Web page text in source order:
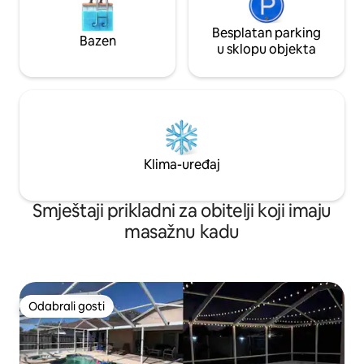
Bazen
Besplatan parking
u sklopu objekta
Klima-uređaj
Smještaji prikladni za obitelji koji imaju
masažnu kadu
Odabrali gosti
Odabrali gosti